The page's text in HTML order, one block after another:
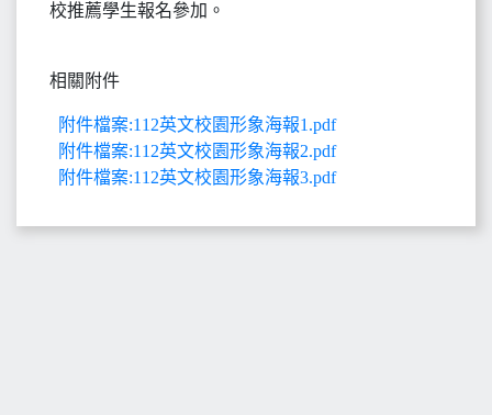
校推薦學生報名參加。
相關附件
附件檔案:112英文校園形象海報1.pdf
附件檔案:112英文校園形象海報2.pdf
附件檔案:112英文校園形象海報3.pdf